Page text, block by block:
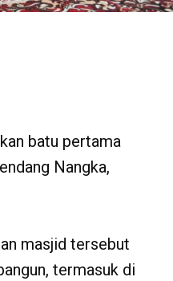
batu pertama
Nangka,
masjid tersebut
termasuk di